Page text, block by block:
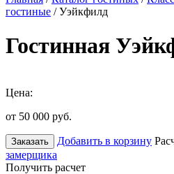
гостиные / Уэйкфилд
Гостинная
Цена:
от 50 000 руб.
Заказать Добавить в корзину
замерщика
Получить расчет